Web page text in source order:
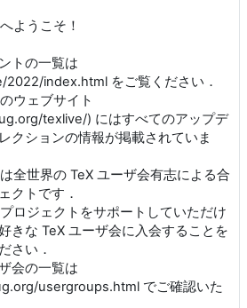
ようこそ！
トの一覧は
2022/index.html をご覧ください．
ウェブサイト
texlive/) にはすべてのアップデ
クションの情報が掲載されていま
全世界の TeX ユーザ会有志による合
クトです．
ロジェクトをサポートしていただけ
きな TeX ユーザ会に入会することを
さい．
会の一覧は
usergroups.html でご確認いた